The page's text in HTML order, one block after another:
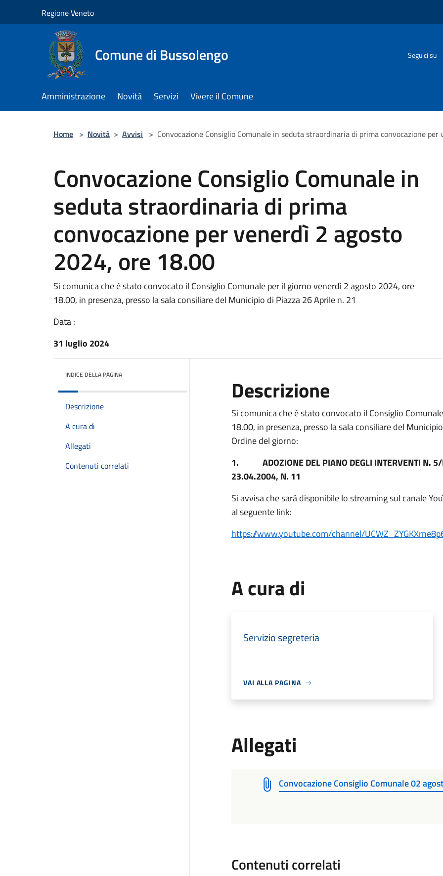
Regione Veneto
Comune di Bussolengo Seguici su
Amministrazione Novità Servizi Vivere il Comune
Home > Novità > Avvisi > Convocazione Consiglio Comunale in seduta straordinaria di prima convocazione
Convocazione Consiglio Comunale in
seduta straordinaria di prima
convocazione per venerdì 2 agosto
2024, ore 18.00
Si comunica che è stato convocato il Consiglio Comunale per il giorno venerdì 2 agosto 2024, ore
18.00, in presenza, presso la sala consiliare del Municipio di Piazza 26 Aprile n. 21
Data :
31 luglio 2024
INDICE DELLA PAGINA
Descrizione
A cura di
Allegati
Contenuti correlati
Descrizione
Si comunica che è stato convocato il Consiglio
18.00, in presenza, presso la sala consiliare del
Ordine del giorno:
1. ADOZIONE DEL PIANO DEGLI INTERVENTI N.
23.04.2004, N. 11
Si avvisa che sarà disponibile lo streaming sul canale
al seguente link:
https://www.youtube.com/channel/UCWZ_
A cura di
Servizio segreteria
VAI ALLA PAGINA
Allegati
Convocazione Consiglio Comunale 02
Contenuti correlati